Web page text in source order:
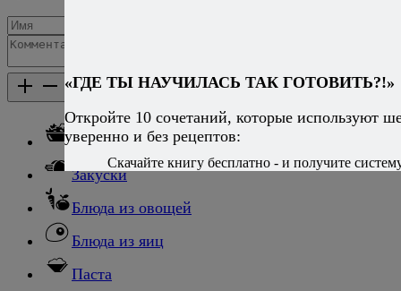
Каталог рецептов Каталог рецептов
Салаты
Закуски
Блюда из овощей
Блюда из яиц
Паста
«ГДЕ ТЫ НАУЧИЛАСЬ ТАК ГОТОВИТЬ?!»
Откройте 10 сочетаний, которые используют
уверенно и без рецептов:
Скачайте книгу бесплатно - и получите